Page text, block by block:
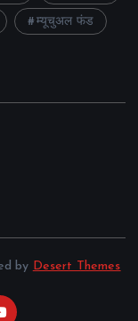
म्यूचुअल फंड
by Desert Themes